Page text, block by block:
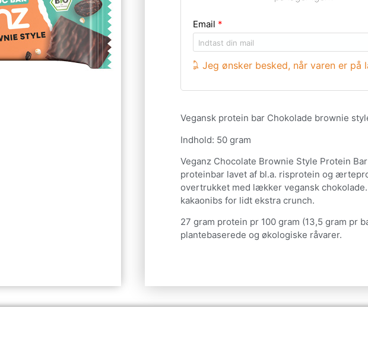
Email *
Jeg ønsker besked, når varen er på
Vegansk protein bar Chokolade brownie
Indhold: 50 gram
Veganz Chocolate Brownie Style Protein
proteinbar lavet af bl.a. risprotein og
overtrukket med lækker vegansk
kakaonibs for lidt ekstra crunch.
27 gram protein pr 100 gram (13,5 gram pr
plantebaserede og økologiske råvarer.